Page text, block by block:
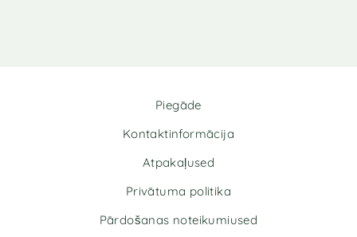
Piegāde
Kontaktinformācija
Atpakaļused
Privātuma politika
Pārdošanas noteikumiused